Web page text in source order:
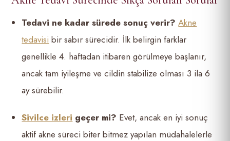
Tedavi ne kadar sürede sonuç verir? Akne
tedavisi bir sabır sürecidir. İlk belirgin farklar
genellikle 4. haftadan itibaren görülmeye başlanır,
ancak tam iyileşme ve cildin stabilize olması 3 ila 6
ay sürebilir.
Sivilce izleri geçer mi? Evet, ancak en iyi sonuç
aktif akne süreci biter bitmez yapılan müdahalelerle